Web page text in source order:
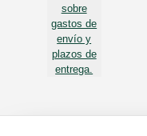
sobre
gastos de
envío y
plazos de
entrega.